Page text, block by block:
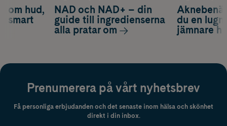
du en
jämnare
om hud,
smart
NAD och NAD+ – din
guide till ingredienserna
alla pratar om
Prenumerera på vårt nyhetsbrev
Få personliga erbjudanden och det senaste inom hälsa och skönhet
direkt i din inbox.